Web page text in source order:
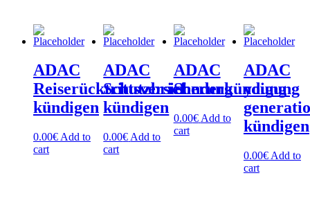
ADAC
Reiserücktrittsversicherung
kündigen
0.00€ Add to
cart
ADAC
Schutzbrief
kündigen
0.00€ Add to
cart
ADAC
Sonderkündigung
0.00€ Add to
cart
ADAC
young
kündigen
0.00€ Add to
cart